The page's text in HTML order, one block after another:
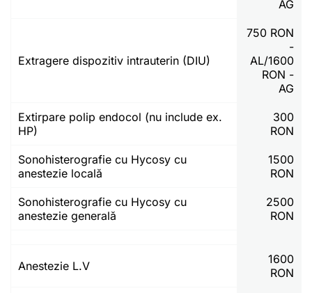
AG
Extragere dispozitiv intrauterin (DIU)
750 RON
-
AL/1600
RON -
AG
Extirpare polip endocol (nu include ex.
HP)
300
RON
Sonohisterografie cu Hycosy cu
anestezie locală
1500
RON
Sonohisterografie cu Hycosy cu
anestezie generală
2500
RON
Anestezie L.V
1600
RON